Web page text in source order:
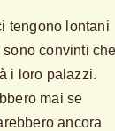
tengono lontani
convinti che
i loro palazzi.
mai se
ancora